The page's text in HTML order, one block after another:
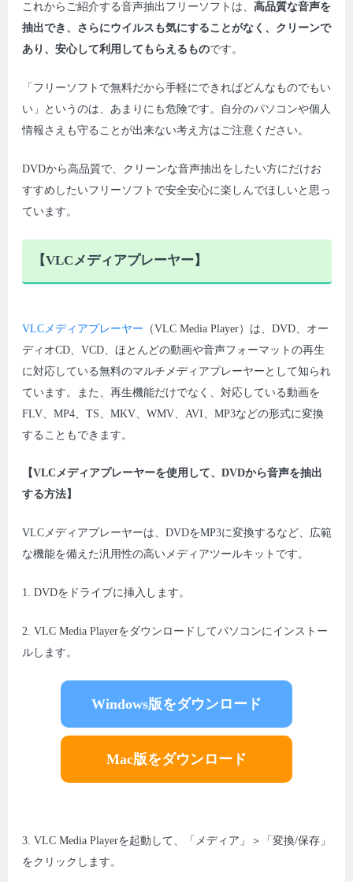
これからご紹介する音声抽出フリーソフトは、 高品質な音声を
抽出でき、さらにウイルスも気にすることがなく、クリーンで
あり、安心して利用してもらえるものです。
「フリーソフトで無料だから手軽にできればどんなものでもい
い」というのは、あまりにも危険です。自分のパソコンや個人
情報さえも守ることが出来ない考え方はご注意ください。
DVDから高品質で、クリーンな音声抽出をしたい方にだけお
すすめしたいフリーソフトで安全安心に楽しんでほしいと思っ
ています。
【VLCメディアプレーヤー】
VLCメディアプレーヤー （VLC Media Player）は、DVD、オー
ディオCD、VCD、ほとんどの動画や音声フォーマットの再生
に対応している無料のマルチメディアプレーヤーとして知られ
ています。また、再生機能だけでなく、対応している動画を
FLV、MP4、TS、MKV、WMV、AVI、MP3などの形式に変換
することもできます。
【VLCメディアプレーヤーを使用して、DVDから音声を抽出
する方法】
VLCメディアプレーヤーは、DVDをMP3に変換するなど、広範
な機能を備えた汎用性の高いメディアツールキットです。
1. DVDをドライブに挿入します。
2. VLC Media Playerをダウンロードしてパソコンにインストー
ルします。
Windows版をダウンロード
Mac版をダウンロード
3. VLC Media Playerを起動して、「メディア」＞「変換/保存」
をクリックします。